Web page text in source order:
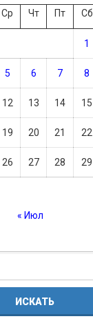
Ср Чт Пт Сб
1
5 6 7 8
12 13 14 15
19 20 21 22
26 27 28 29
« Июл